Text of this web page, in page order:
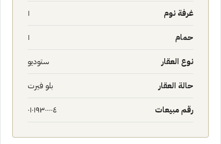
غرفة نوم ١
حمام ١
نوع العقار ستوديو
حالة العقار بلو فيرت
رقم مبيعات ٠١٠١٩٣٠٠٠٠٤